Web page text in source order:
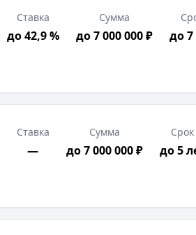
Изучите все условия
Ставка
до 42,9 %
Сумма
до 7 000 000 ₽ до 7
Ставка
—
Сумма
до 7 000 000 ₽
Срок
до 5